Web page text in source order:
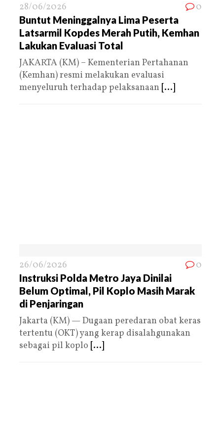
28/06/2026 0
Buntut Meninggalnya Lima Peserta
Latsarmil Kopdes Merah Putih, Kemhan
Lakukan Evaluasi Total
JAKARTA (KM) – Kementerian Pertahanan
(Kemhan) resmi melakukan evaluasi
menyeluruh terhadap pelaksanaan [...]
26/06/2026 0
Instruksi Polda Metro Jaya Dinilai
Belum Optimal, Pil Koplo Masih Marak
di Penjaringan
Jakarta (KM) — Dugaan peredaran obat keras
tertentu (OKT) yang kerap disalahgunakan
sebagai pil koplo [...]